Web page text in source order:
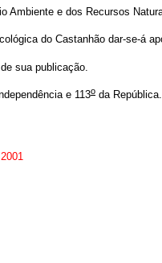
Ambiente e dos Recursos
do Castanhão dar-se-á
sua publicação.
e 113o da República.